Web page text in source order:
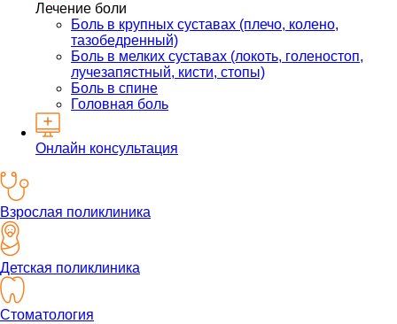
Лечение боли
Боль в крупных суставах (плечо, колено,
тазобедренный)
Боль в мелких суставах (локоть, голеностоп,
лучезапястный, кисти, стопы)
Боль в спине
Головная боль
Онлайн консультация
Взрослая поликлиника
Детская поликлиника
Стоматология